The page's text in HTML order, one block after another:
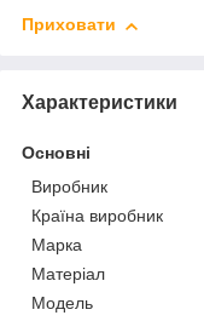
Приховати
Характеристики
Основні
Виробник
Країна виробник
Марка
Матеріал
Модель